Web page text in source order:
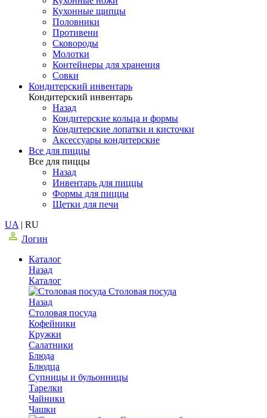
Кухонные щипцы
Половники
Противени
Сковороды
Молотки
Контейнеры для хранения
Совки
Кондитерский инвентарь
Кондитерский инвентарь
Назад
Кондитерские кольца и формы
Кондитерские лопатки и кисточки
Аксессуары кондитерские
Все для пиццы
Все для пиццы
Назад
Инвентарь для пиццы
Формы для пиццы
Щетки для печи
UA | RU
Логин
Каталог
Назад
Каталог
Столовая посуда
Назад
Столовая посуда
Кофейники
Кружки
Салатники
Блюда
Блюдца
Супницы и бульонницы
Тарелки
Чайники
Чашки